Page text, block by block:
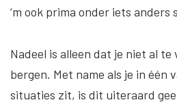
‘m ook prima onder iets anders
Nadeel is alleen dat je niet al te
bergen. Met name als je in één
situaties zit, is dit uiteraard